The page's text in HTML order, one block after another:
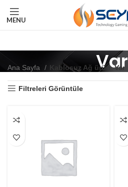
MENU
Var
Ana Sayfa Kablosuz Ağ ürün Var
Filtreleri Görüntüle